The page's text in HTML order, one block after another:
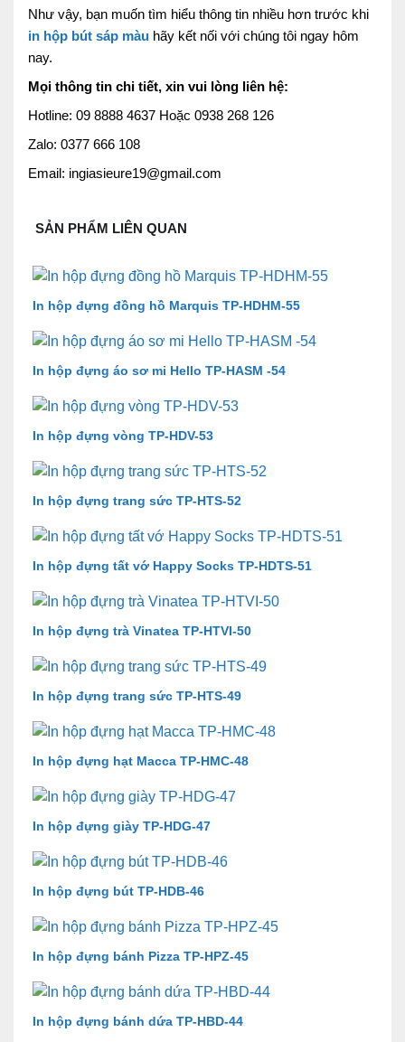
Như vậy, bạn muốn tìm hiểu thông tin nhiều hơn trước khi
in hộp bút sáp màu hãy kết nối với chúng tôi ngay hôm
nay.
Mọi thông tin chi tiết, xin vui lòng liên hệ:
Hotline: 09 8888 4637 Hoặc 0938 268 126
Zalo: 0377 666 108
Email: ingiasieure19@gmail.com
SẢN PHẨM LIÊN QUAN
In hộp đựng đồng hồ Marquis TP-HDHM-55
In hộp đựng áo sơ mi Hello TP-HASM -54
In hộp đựng vòng TP-HDV-53
In hộp đựng trang sức TP-HTS-52
In hộp đựng tất vớ Happy Socks TP-HDTS-51
In hộp đựng trà Vinatea TP-HTVI-50
In hộp đựng trang sức TP-HTS-49
In hộp đựng hạt Macca TP-HMC-48
In hộp đựng giày TP-HDG-47
In hộp đựng bút TP-HDB-46
In hộp đựng bánh Pizza TP-HPZ-45
In hộp đựng bánh dứa TP-HBD-44